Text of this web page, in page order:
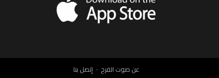
عن صوت الفرح إتصل بنا